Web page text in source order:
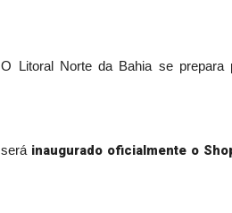
O Litoral Norte da Bahia se prepara
será inaugurado oficialmente o